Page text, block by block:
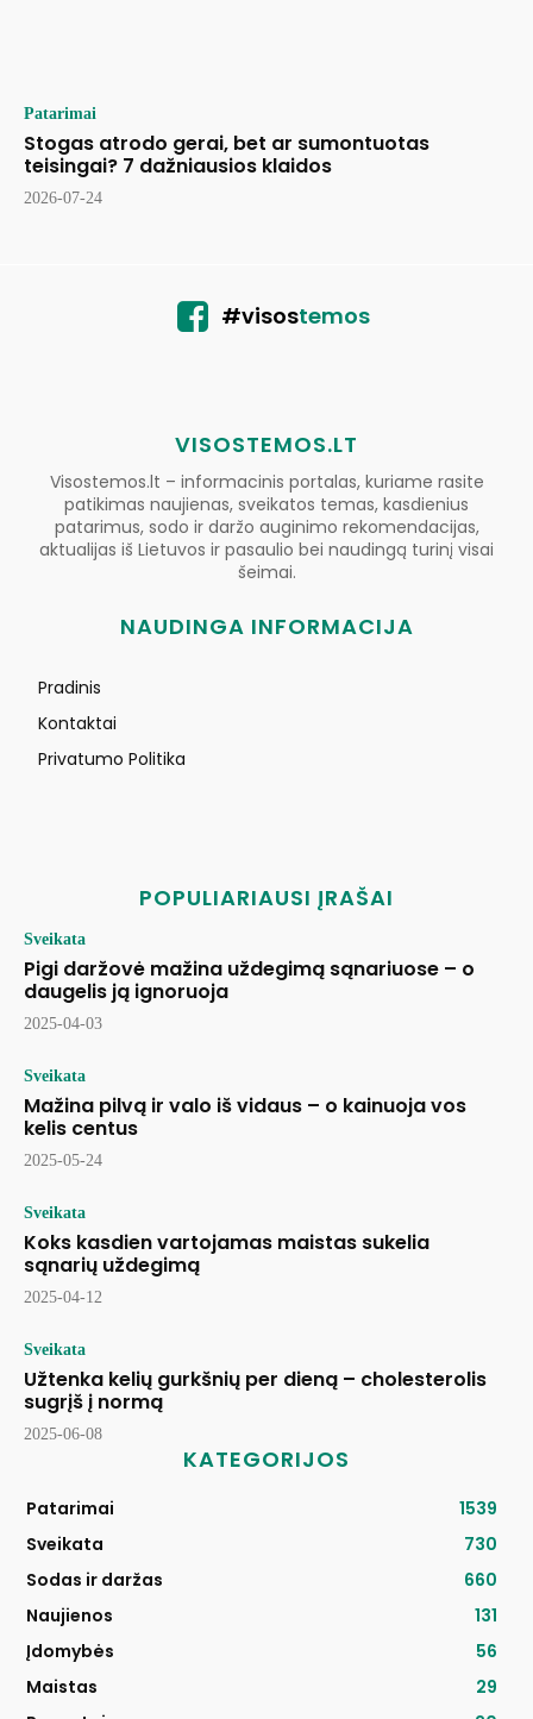
Patarimai
Stogas atrodo gerai, bet ar sumontuotas
teisingai? 7 dažniausios klaidos
2026-07-24
#visostemos
VISOSTEMOS.LT
Visostemos.lt – informacinis portalas, kuriame rasite
patikimas naujienas, sveikatos temas, kasdienius
patarimus, sodo ir daržo auginimo rekomendacijas,
aktualijas iš Lietuvos ir pasaulio bei naudingą turinį visai
šeimai.
NAUDINGA INFORMACIJA
Pradinis
Kontaktai
Privatumo Politika
POPULIARIAUSI ĮRAŠAI
Sveikata
Pigi daržovė mažina uždegimą sąnariuose – o
daugelis ją ignoruoja
2025-04-03
Sveikata
Mažina pilvą ir valo iš vidaus – o kainuoja vos
kelis centus
2025-05-24
Sveikata
Koks kasdien vartojamas maistas sukelia
sąnarių uždegimą
2025-04-12
Sveikata
Užtenka kelių gurkšnių per dieną – cholesterolis
sugrįš į normą
2025-06-08
KATEGORIJOS
Patarimai
1539
Sveikata
730
Sodas ir daržas
660
Naujienos
131
Įdomybės
56
Maistas
29